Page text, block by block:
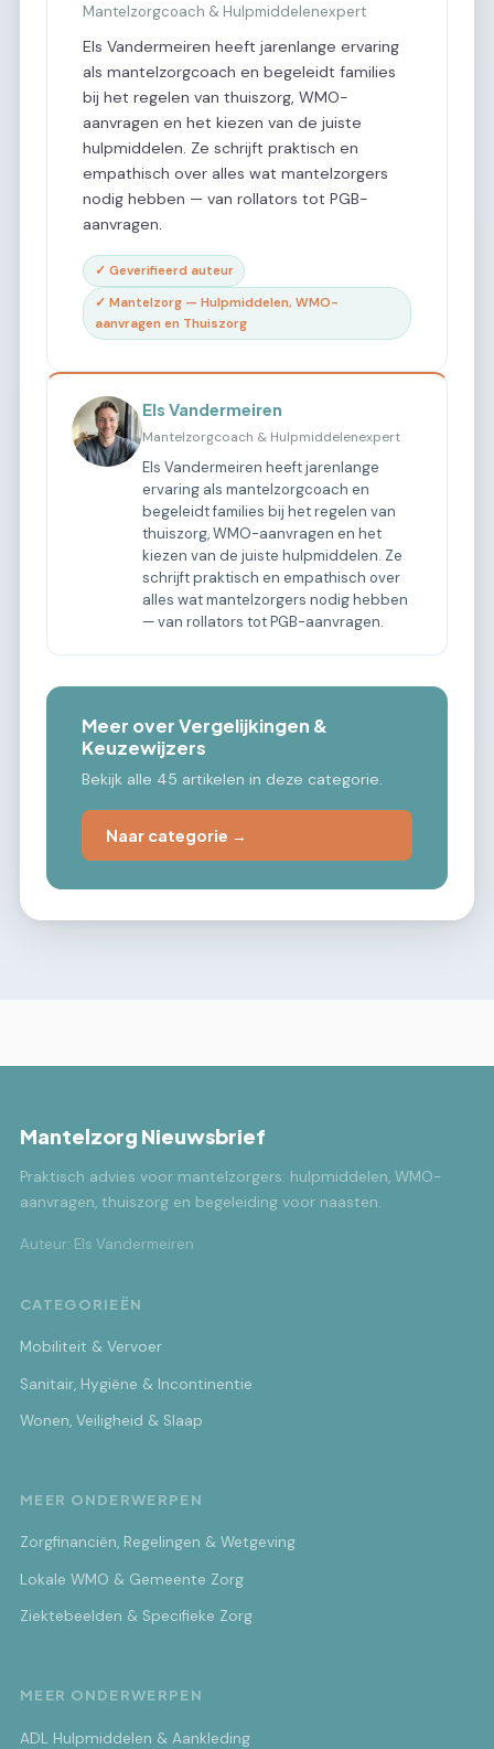
Mantelzorgcoach & Hulpmiddelenexpert
Els Vandermeiren heeft jarenlange ervaring
als mantelzorgcoach en begeleidt families
bij het regelen van thuiszorg, WMO-
aanvragen en het kiezen van de juiste
hulpmiddelen. Ze schrijft praktisch en
empathisch over alles wat mantelzorgers
nodig hebben — van rollators tot PGB-
aanvragen.
✓ Geverifieerd auteur
✓ Mantelzorg — Hulpmiddelen, WMO-
aanvragen en Thuiszorg
Els Vandermeiren
Mantelzorgcoach & Hulpmiddelenexpert
Els Vandermeiren heeft jarenlange
ervaring als mantelzorgcoach en
begeleidt families bij het regelen van
thuiszorg, WMO-aanvragen en het
kiezen van de juiste hulpmiddelen. Ze
schrijft praktisch en empathisch over
alles wat mantelzorgers nodig hebben
— van rollators tot PGB-aanvragen.
Meer over Vergelijkingen &
Keuzewijzers
Bekijk alle 45 artikelen in deze categorie.
Naar categorie →
Mantelzorg Nieuwsbrief
Praktisch advies voor mantelzorgers: hulpmiddelen, WMO-
aanvragen, thuiszorg en begeleiding voor naasten.
Auteur: Els Vandermeiren
CATEGORIEËN
Mobiliteit & Vervoer
Sanitair, Hygiëne & Incontinentie
Wonen, Veiligheid & Slaap
MEER ONDERWERPEN
Zorgfinanciën, Regelingen & Wetgeving
Lokale WMO & Gemeente Zorg
Ziektebeelden & Specifieke Zorg
MEER ONDERWERPEN
ADL Hulpmiddelen & Aankleding